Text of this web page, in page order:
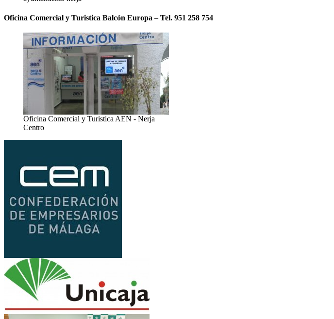
Oficina Comercial y Turistica Balcón Europa – Tel. 951 258 754
Oficina Comercial y Turistica AEN - Nerja
Centro